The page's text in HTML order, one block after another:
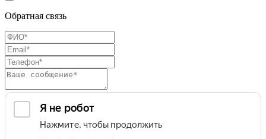
Обратная связь